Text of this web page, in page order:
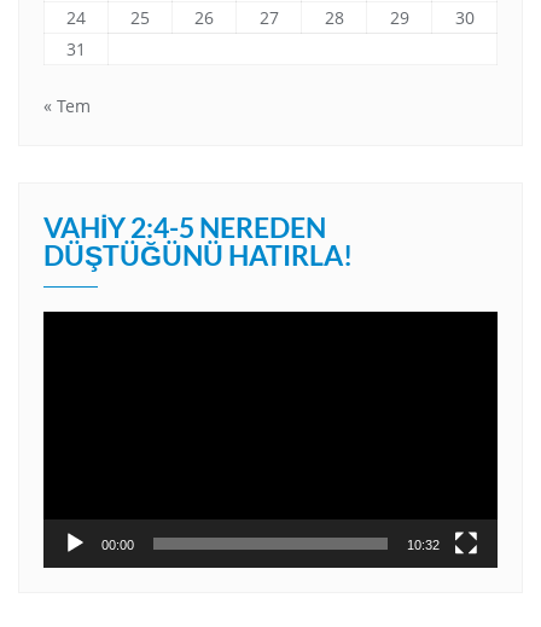
24
25 26 27 28 29
30
31
« Tem
VAHIY 2:4-5 NEREDEN
DÜŞTÜĞÜNÜ HATIRLA!
00:00 10:32